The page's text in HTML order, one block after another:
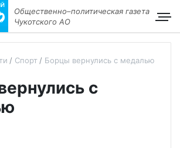
Общественно–политическая газета
Чукотского АО
Спорт Борцы вернулись с медалью
с